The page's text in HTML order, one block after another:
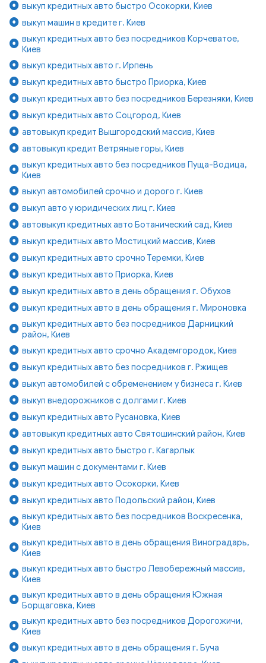
выкуп кредитных авто быстро Осокорки, Киев
выкуп машин в кредите г. Киев
выкуп кредитных авто без посредников Корчеватое,
Киев
выкуп кредитных авто г. Ирпень
выкуп кредитных авто быстро Приорка, Киев
выкуп кредитных авто без посредников Березняки, Киев
выкуп кредитных авто Соцгород, Киев
автовыкуп кредит Вышгородский массив, Киев
автовыкуп кредит Ветряные горы, Киев
выкуп кредитных авто без посредников Пуща-Водица,
Киев
выкуп автомобилей срочно и дорого г. Киев
выкуп авто у юридических лиц г. Киев
автовыкуп кредитных авто Ботанический сад, Киев
выкуп кредитных авто Мостицкий массив, Киев
выкуп кредитных авто срочно Теремки, Киев
выкуп кредитных авто Приорка, Киев
выкуп кредитных авто в день обращения г. Обухов
выкуп кредитных авто в день обращения г. Мироновка
выкуп кредитных авто без посредников Дарницкий
район, Киев
выкуп кредитных авто срочно Академгородок, Киев
выкуп кредитных авто без посредников г. Ржищев
выкуп автомобилей с обременением у бизнеса г. Киев
выкуп внедорожников с долгами г. Киев
выкуп кредитных авто Русановка, Киев
автовыкуп кредитных авто Святошинский район, Киев
выкуп кредитных авто быстро г. Кагарлык
выкуп машин с документами г. Киев
выкуп кредитных авто Осокорки, Киев
выкуп кредитных авто Подольский район, Киев
выкуп кредитных авто без посредников Воскресенка,
Киев
выкуп кредитных авто в день обращения Виноградарь,
Киев
выкуп кредитных авто быстро Левобережный массив,
Киев
выкуп кредитных авто в день обращения Южная
Борщаговка, Киев
выкуп кредитных авто без посредников Дорогожичи,
Киев
выкуп кредитных авто в день обращения г. Буча